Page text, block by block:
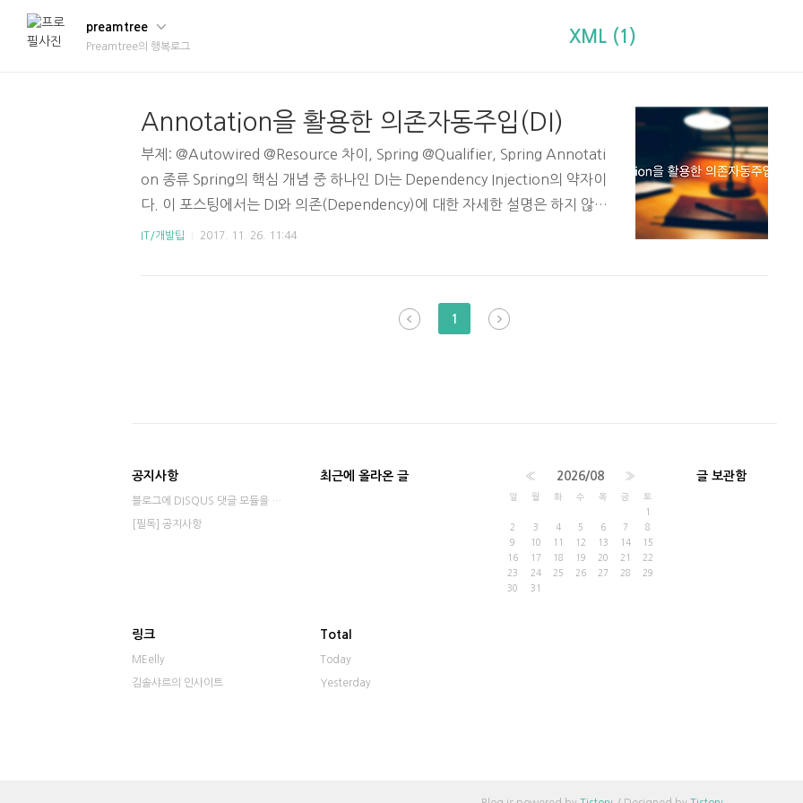
preamtree
Preamtree의 행복로그
XML (1)
Annotation을 활용한 의존자동주입(DI)
부제: @Autowired @Resource 차이, Spring @Qualifier, Spring Annotati
on 종류 Spring의 핵심 개념 중 하나인 DI는 Dependency Injection의 약자이
다. 이 포스팅에서는 DI와 의존(Dependency)에 대한 자세한 설명은 하지 않
고, 위키피디아의 설명으로 대신하겠다. 프로그래밍에서 구성요소간의 의존 관
다. 1. 생성자를 통한 주입. 2. Setter 메소드를 통한 주입. 이는 각각 XML로 아
래와 같이 구현할 수 있으며, xml파일에 의존관계를 설정하는 것을 명시적 의존
IT/개발팁 2017. 11. 26. 11:44
1
공지사항
블로그에 DISQUS 댓글 모듈을 적용했습니다⋯
[필독] 공지사항
최근에 올라온 글 « 2026/08 »
일 월 화 수 목 금 토
1
2
3 4 5 6 7
8
9
10 11 12 13 14
15
16
17 18 19 20 21
22
23
24 25 26 27 28
29
30
31
글 보관함
링크
MEelly
김솔샤르의 인사이트
Total
Today
Yesterday